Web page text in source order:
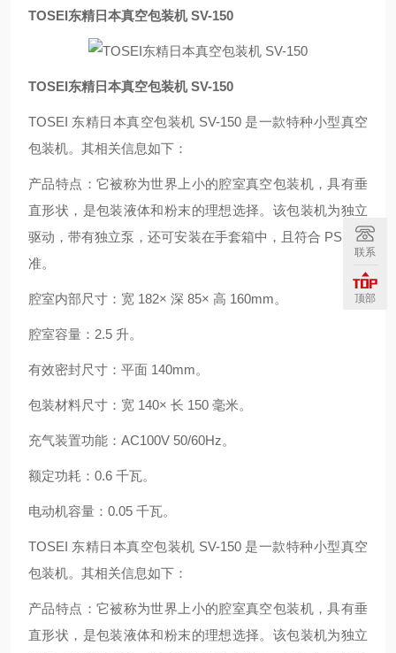
TOSEI东精日本真空包装机 SV-150
TOSEI东精日本真空包装机 SV-150
TOSEI 东精日本真空包装机 SV-150 是一款特种小型真空
包装机。其相关信息如下：
产品特点：它被称为世界上小的腔室真空包装机，具有垂
直形状，是包装液体和粉末的理想选择。该包装机为独立
驱动，带有独立泵，还可安装在手套箱中，且符合 PSE 标
准。
腔室内部尺寸：宽 182× 深 85× 高 160mm。
腔室容量：2.5 升。
有效密封尺寸：平面 140mm。
包装材料尺寸：宽 140× 长 150 毫米。
充气装置功能：AC100V 50/60Hz。
额定功耗：0.6 千瓦。
电动机容量：0.05 千瓦。
TOSEI 东精日本真空包装机 SV-150 是一款特种小型真空
包装机。其相关信息如下：
产品特点：它被称为世界上小的腔室真空包装机，具有垂
直形状，是包装液体和粉末的理想选择。该包装机为独立
联系
顶部